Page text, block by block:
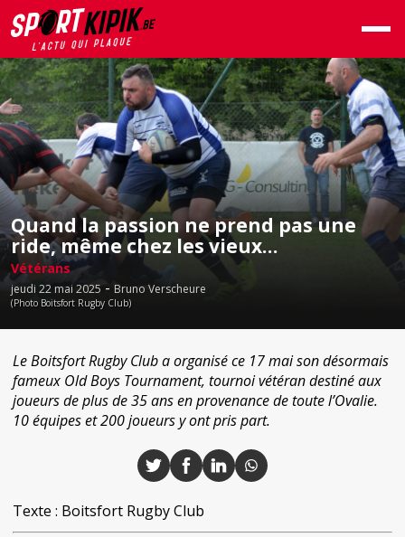
Quand la passion ne prend pas une
ride, même chez les vieux…
Vétérans
jeudi 22 mai 2025 - Bruno Verscheure
(Photo Boitsfort Rugby Club)
Le Boitsfort Rugby Club a organisé ce 17 mai son désormais
fameux Old Boys Tournament, tournoi vétéran destiné aux
joueurs de plus de 35 ans en provenance de toute l’Ovalie.
10 équipes et 200 joueurs y ont pris part.
Texte : Boitsfort Rugby Club